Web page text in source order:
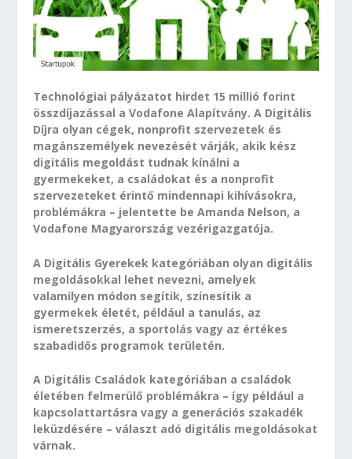
Technológiai pályázatot hirdet 15 millió forint
összdíjazással a Vodafone Alapítvány. A Digitális
Díjra olyan cégek, nonprofit szervezetek és
magánszemélyek nevezését várják, akik kész
digitális megoldást tudnak kínálni a
gyermekeket, a családokat és a nonprofit
szervezeteket érintő mindennapi kihívásokra,
problémákra – jelentette be Amanda Nelson, a
Vodafone Magyarország vezérigazgatója.
A Digitális Gyerekek kategóriában olyan digitális
megoldásokkal lehet nevezni, amelyek
valamilyen módon segítik, színesítik a
gyermekek életét, például a tanulás, az
ismeretszerzés, a sportolás vagy az értékes
szabadidős programok területén.
A Digitális Családok kategóriában a családok
életében felmerülő problémákra – így például a
kapcsolattartásra vagy a generációs szakadék
leküzdésére – választ adó digitális megoldásokat
várnak.